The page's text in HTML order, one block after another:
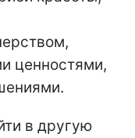
ценностями,
в другую